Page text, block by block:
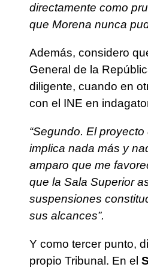
directamente como
que Morena nunca
Además, considero
General de la
diligente, cuando en
con el INE en
“Segundo. El
implica nada más y
amparo que me
que la Sala Superior
suspensiones
sus alcances”.
Y como tercer punto,
propio Tribunal. En el